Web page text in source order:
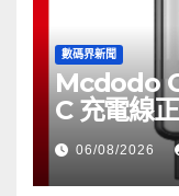
數碼界新聞
Mcdodo
C 充電線
06/08/2026